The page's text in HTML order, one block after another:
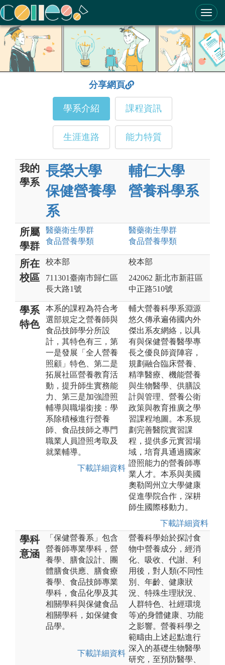
ColleGo! 大學選才與高中育才輔助系統
分享網頁
學系介紹 課程資訊
生涯進路 能力特質
我的
學系
長榮大學
保健營養學
系
輔仁大學
營養科學系
所屬
學群
醫藥衛生學群
食品營養學類
醫藥衛生學群
食品營養學類
所在
校區
校本部
711301臺南市歸仁區
長大路1號
校本部
242062 新北市新莊區
中正路510號
學系
特色
本系的課程為符合考
選部規定之營養師與
食品技師學分所設
計，其特色有三，第
一是發展「全人營養
照顧」特色、第二是
拓展社區營養教育活
動，提升師生實務能
力、第三是加強證照
輔導與職場銜接：學
系除積極進行營養
師、食品技師之專門
職業人員證照考取及
就業輔導。
下載詳細資料
輔大營養科學系淵源
悠久傳承遍佈國內外
傑出系友網絡，以具
有與保健營養醫學專
長之優良師資陣容，
規劃融合臨床營養、
精準醫療、機能營養
與生物醫學、供膳設
計與管理、營養公衛
政策與教育推廣之學
習課程地圖。本系規
劃完善醫院實習課
程，提供多元實習場
域，培育具通過國家
證照能力的營養師專
業人才。本系與美國
奧勒岡州立大學健康
促進學院合作，深耕
師生國際移動力。
下載詳細資料
學科
意涵
「保健營養系」包含
營養師專業學科，營
養學、膳食設計、團
體膳食供應、膳食療
養學、食品技師專業
學科，食品化學及其
相關學科與保健食品
相關學科，如保健食
品學。
下載詳細資料
營養科學始於探討食
物中營養成分，經消
化、吸收、代謝、利
用後，對人類(不同性
別、年齡、健康狀
況、特殊生理狀況、
人群特色、社經環境
等)的身體健康、功能
之影響。營養科學之
範疇由上述起點進行
深入的基礎生物醫學
研究，至預防醫學、